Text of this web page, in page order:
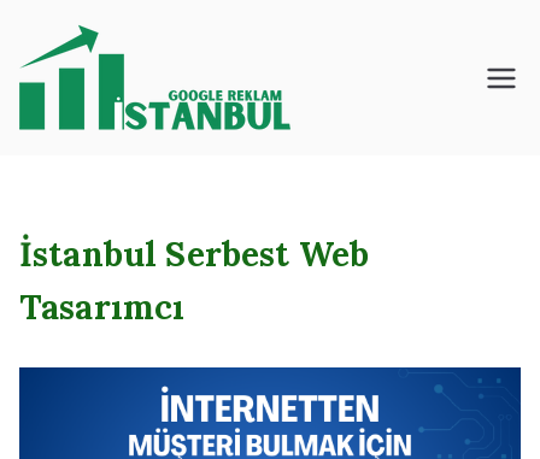
İstanbul – Google
İstanbul Serbest Web
Tasarımcı